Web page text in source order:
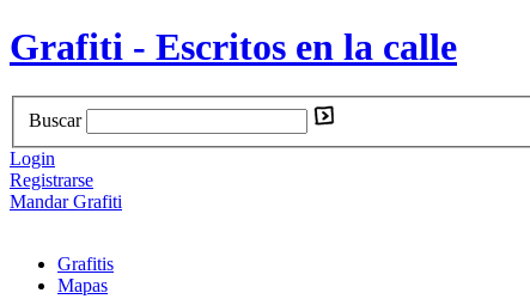
Grafiti - Escritos en la calle
Buscar
Login
Registrarse
Mandar Grafiti
Grafitis
Mapas